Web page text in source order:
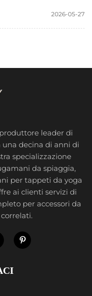
2026-05-27
leader di
decina di anni di
specializzazione
da spiaggia,
per tappeti da yoga
ai clienti servizi di
per accessori da